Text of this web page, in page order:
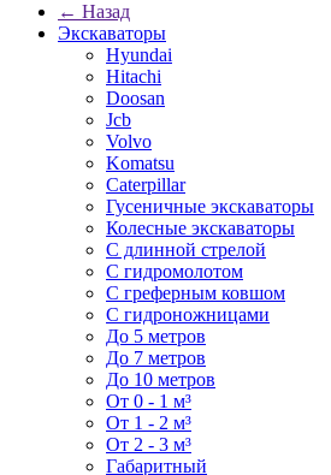
← Назад
Экскаваторы
Hyundai
Hitachi
Doosan
Jcb
Volvo
Komatsu
Caterpillar
Гусеничные экскаваторы
Колесные экскаваторы
С длинной стрелой
С гидромолотом
С греферным ковшом
С гидроножницами
До 5 метров
До 7 метров
До 10 метров
От 0 - 1 м³
От 1 - 2 м³
От 2 - 3 м³
Габаритный